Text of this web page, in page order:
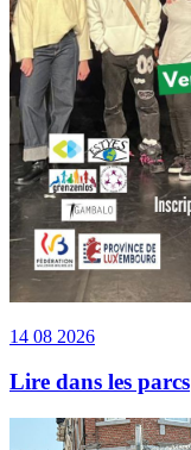
14 08 2026
Lire dans les parcs